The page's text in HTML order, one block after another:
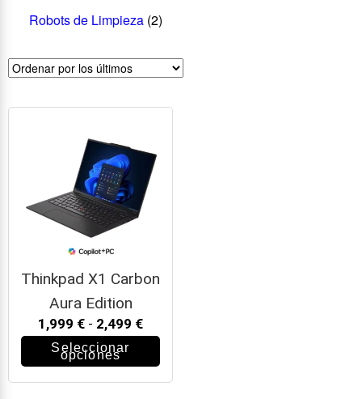
Robots de Limpieza (2)
Thinkpad X1 Carbon
Aura Edition
1,999 € - 2,499 €
Seleccionar
opciones